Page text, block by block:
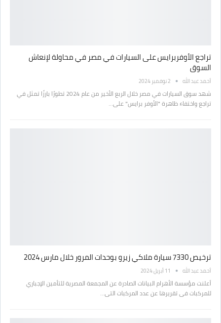
تراجع الأوفربرايس على السيارات في مصر في محاولة لإنعاش
السوق
أحمد عبد الله 2 نوفمبر 2024
شهد سوق السيارات في مصر خلال الربع الأخير من عام 2024 تطورًا بارزًا تمثل في
تراجع واختفاء ظاهرة "الأوفر برايس" على…
ترخيص 7330 سيارة ملاكي زيرو بوحدات المرور خلال مارس 2024
أحمد عبد الله 11 أبريل 2024
أعلنت مؤسسة الأهرام البيانات الصادرة عن المجمعة المصرية للتأمين الإجباري
للمركبات فى تقريرها عن عدد المركبات التى…